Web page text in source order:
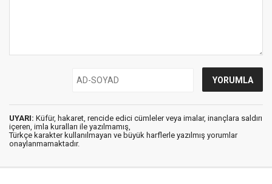
UYARI: Küfür, hakaret, rencide edici cümleler veya imalar, inançlara saldırı
içeren, imla kuralları ile yazılmamış,
Türkçe karakter kullanılmayan ve büyük harflerle yazılmış yorumlar
onaylanmamaktadır.